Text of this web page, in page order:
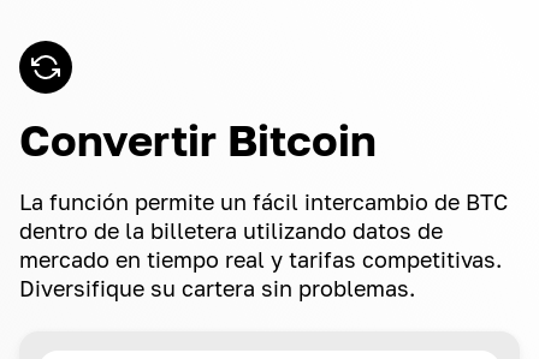
Convertir Bitcoin
La función permite un fácil intercambio de BTC
dentro de la billetera utilizando datos de
mercado en tiempo real y tarifas competitivas.
Diversifique su cartera sin problemas.